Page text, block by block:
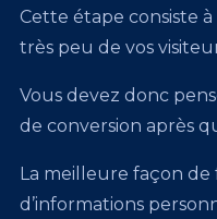
Cette étape consiste
très peu de vos
Vous devez donc
de conversion après
La meilleure façon de
d’informations